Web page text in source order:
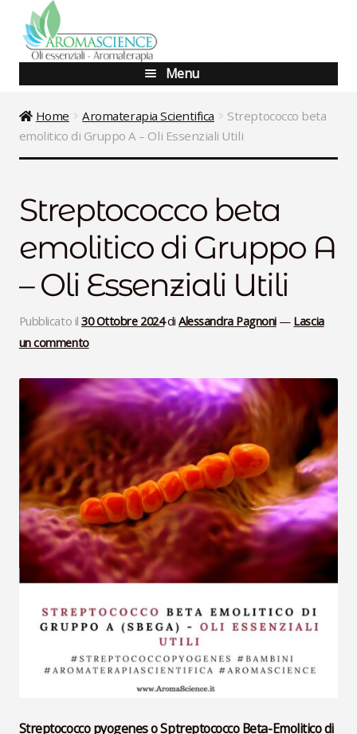
Vai
alla
navigazione
Vai
al
contenuto
Menu
Corsi Avanzati
Aggiornamento
Consulenze
VideoLezioni
Carte Oli Essenziali
Home Aromaterapia Scientifica
Streptococco beta
emolitico di Gruppo A – Oli Essenziali Utili
Streptococco beta
emolitico di Gruppo A
– Oli Essenziali Utili
Pubblicato il30 Ottobre 2024diAlessandra Pagnoni — Lascia
un commento
Streptococco pyogenes o Sptreptococco Beta-Emolitico di